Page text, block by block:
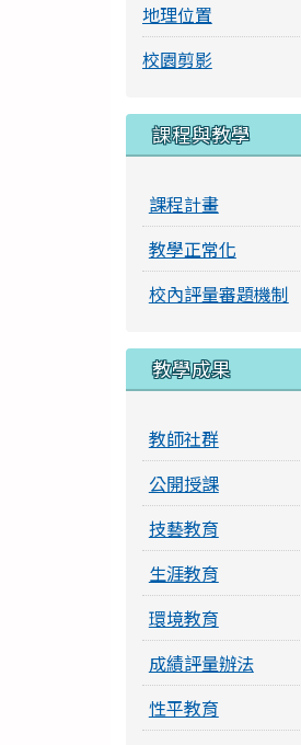
地理位置
校園剪影
課程與教學
課程計畫
教學正常化
校內評量審題機制
教學成果
教師社群
公開授課
技藝教育
生涯教育
環境教育
成績評量辦法
性平教育